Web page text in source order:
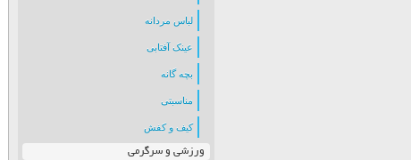
لباس مردانه
عینک آفتابی
بچه گانه
مناسبتی
کیف و کفش
ورزشی و سرگرمی